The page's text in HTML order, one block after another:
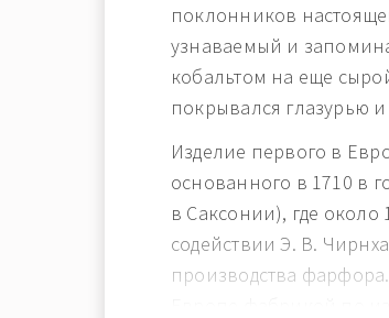
поклонников
узнаваемый и
кобальтом на еще
покрывался глазурью
Изделие первого в
основанного в 1710 в
в Саксонии), где около
содействии Э. В.
производства